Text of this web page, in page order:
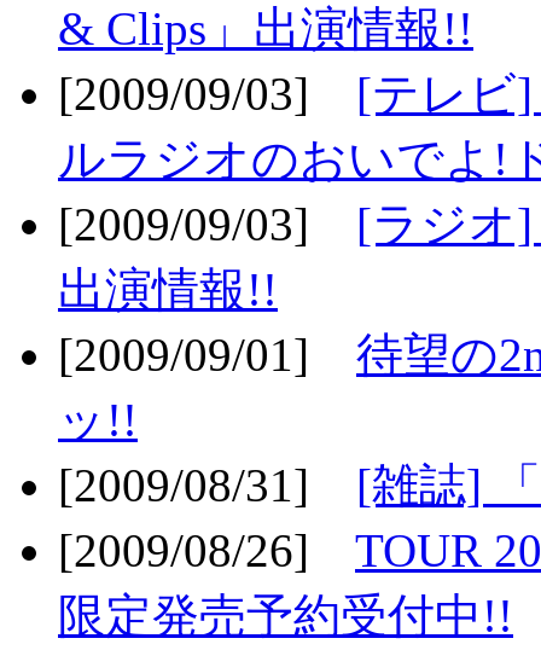
& Clips」出演情報!!
[2009/09/03] [テレビ
ルラジオのおいでよ!
[2009/09/03] [ラジオ]
出演情報!!
[2009/09/01] 待望の
ッ!!
[2009/08/31] [雑誌]
[2009/08/26] TOUR
限定発売予約受付中!!